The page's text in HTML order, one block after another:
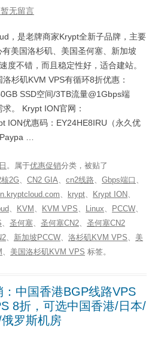
暂无留言
，是老牌商家Krypt全新子品牌，主要
美国洛杉矶、美国圣何塞、新加坡
度不错，而且稳定性好，适合建站。
杉矶KVM VPS有循环8折优惠：
SSD空间/3TB流量@1Gbps端
。 Krypt ION官网：
ION优惠码：EY24HE8IRU（永久优
…
。属于优惠促销分类，被贴了
2G、 CN2 GIA、 cn2线路、 Gbps端口 、
、 krypt、 Krypt ION、
、 KVM 、 KVM VPS、 Linux、 PCCW、
、 圣何塞、 圣何塞CN2、 圣何塞CN2
、 新加坡PCCW、 洛杉矶KVM VPS、 美
、 美国洛杉矶KVM VPS 标签。
中国香港BGP线路VPS
8折，可选中国香港/日本/
罗斯机房